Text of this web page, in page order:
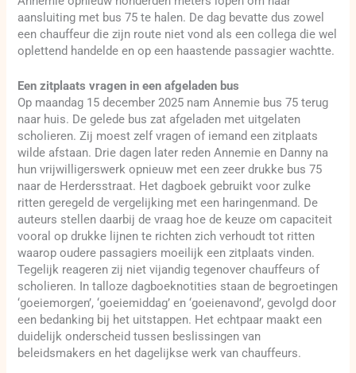
aansluiting met bus 75 te halen. De dag bevatte dus zowel
een chauffeur die zijn route niet vond als een collega die wel
oplettend handelde en op een haastende passagier wachtte.
Een zitplaats vragen in een afgeladen bus
Op maandag 15 december 2025 nam Annemie bus 75 terug
naar huis. De gelede bus zat afgeladen met uitgelaten
scholieren. Zij moest zelf vragen of iemand een zitplaats
wilde afstaan. Drie dagen later reden Annemie en Danny na
hun vrijwilligerswerk opnieuw met een zeer drukke bus 75
naar de Herdersstraat. Het dagboek gebruikt voor zulke
ritten geregeld de vergelijking met een haringenmand. De
auteurs stellen daarbij de vraag hoe de keuze om capaciteit
vooral op drukke lijnen te richten zich verhoudt tot ritten
waarop oudere passagiers moeilijk een zitplaats vinden.
Tegelijk reageren zij niet vijandig tegenover chauffeurs of
scholieren. In talloze dagboeknotities staan de begroetingen
‘goeiemorgen’, ‘goeiemiddag’ en ‘goeienavond’, gevolgd door
een bedanking bij het uitstappen. Het echtpaar maakt een
duidelijk onderscheid tussen beslissingen van
beleidsmakers en het dagelijkse werk van chauffeurs.